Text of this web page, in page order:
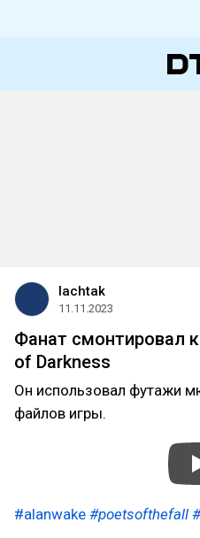
lachtak
11.11.2023
Фанат смонтировал
of Darkness
Он использовал футажи
файлов игры.
#alanwake #poetsofthefall